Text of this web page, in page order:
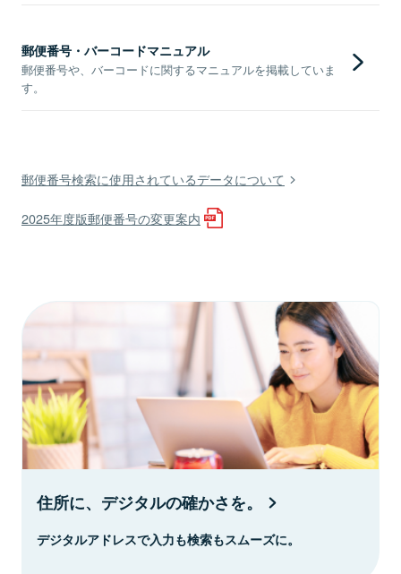
郵便番号・バーコードマニュアル
郵便番号や、バーコードに関するマニュアルを掲載していま
す。
郵便番号検索に使用されているデータについて
2025年度版郵便番号の変更案内
住所に、デジタルの確かさを。
デジタルアドレスで入力も検索もスムーズに。